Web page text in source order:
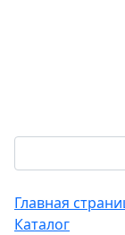
Главная
Каталог